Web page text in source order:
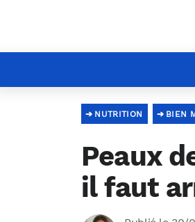
BIEN
NUTRITION
Peaux
il faut